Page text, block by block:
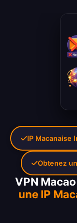
VPN
une IP
IP Macanaise
Obtenez